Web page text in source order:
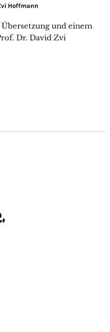
Hoffmann
und einem
Dr. David Zvi